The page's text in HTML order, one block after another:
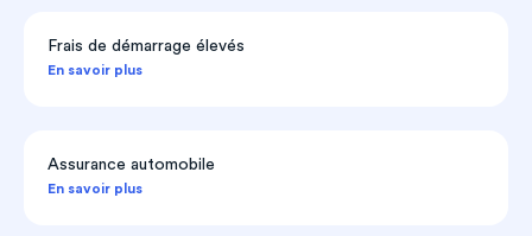
Frais de démarrage élevés
En savoir plus
Assurance automobile
En savoir plus